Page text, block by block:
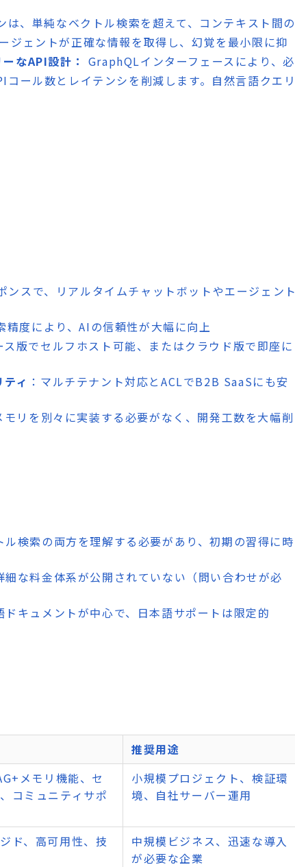
は、単純なベクトル検索を超えて、コンテキスト間の
ジェントが正確な情報を取得し、幻覚を最小限に抑
なAPI設計： GraphQLインターフェースにより、必
ール数とレイテンシを削減します。自然言語クエリ
ンスで、リアルタイムチャットボットやエージェント
精度により、AIの信頼性が大幅に向上
ス版でセルフホスト可能、またはクラウド版で即座に
ィ ：マルチテナント対応とACLでB2B SaaSにも安
モリを別々に実装する必要がなく、開発工数を大幅削
ル検索の両方を理解する必要があり、初期の習得に時
細な料金体系が公開されていない（問い合わせが必
ドキュメントが中心で、日本語サポートは限定的
推奨用途
メモリ機能、セ
コミュニティサポ
小規模プロジェクト、検証環
境、自社サーバー運用
ド、高可用性、技
中規模ビジネス、迅速な導入
が必要な企業